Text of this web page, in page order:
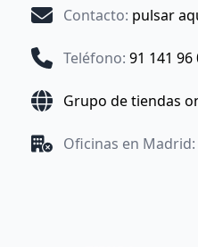
Contacto: pulsar
Teléfono: 91 141 96
Grupo de tiendas
Oficinas en